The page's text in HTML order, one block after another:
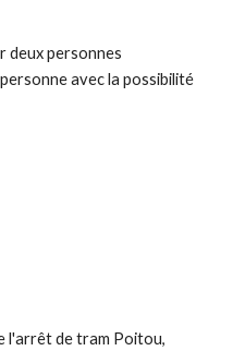
deux personnes
avec la possibilité
l'arrêt de tram Poitou,